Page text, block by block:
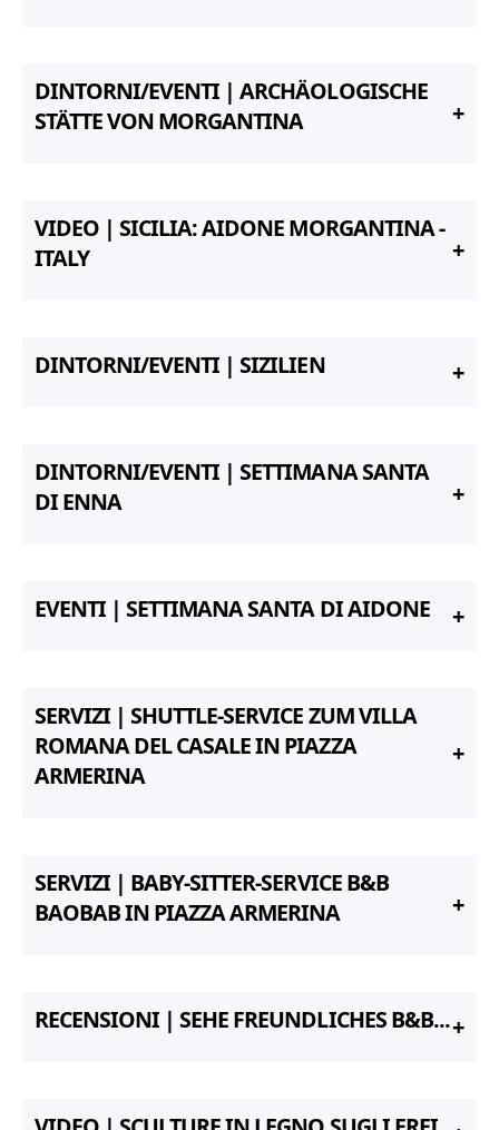
DINTORNI/EVENTI | ARCHÄOLOGISCHE
STÄTTE VON MORGANTINA
VIDEO | SICILIA: AIDONE MORGANTINA -
ITALY
DINTORNI/EVENTI | SIZILIEN
DINTORNI/EVENTI | SETTIMANA SANTA
DI ENNA
EVENTI | SETTIMANA SANTA DI AIDONE
SERVIZI | SHUTTLE-SERVICE ZUM VILLA
ROMANA DEL CASALE IN PIAZZA
ARMERINA
SERVIZI | BABY-SITTER-SERVICE B&B
BAOBAB IN PIAZZA ARMERINA
RECENSIONI | SEHE FREUNDLICHES B&B...